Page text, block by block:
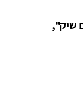
שיק",